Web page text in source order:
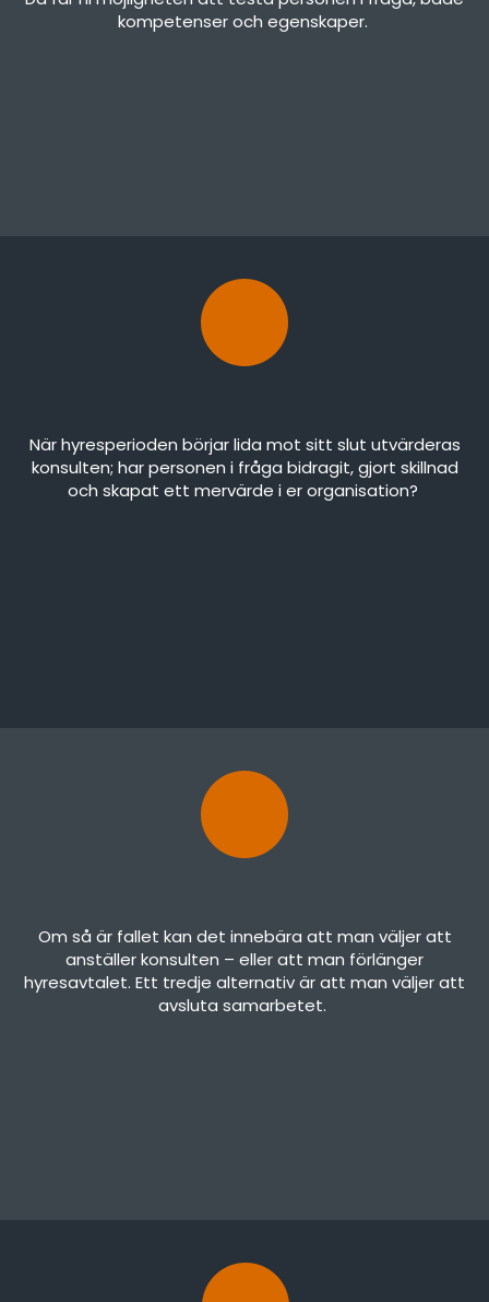
kompetenser och egenskaper.
När hyresperioden börjar lida mot sitt slut utvärderas
konsulten; har personen i fråga bidragit, gjort skillnad
och skapat ett mervärde i er organisation?
Om så är fallet kan det innebära att man väljer att
anställer konsulten – eller att man förlänger
hyresavtalet. Ett tredje alternativ är att man väljer att
avsluta samarbetet.